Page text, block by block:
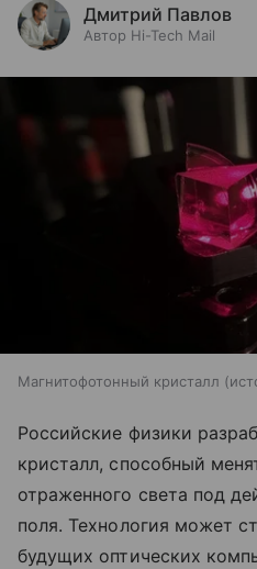
Дмитрий Павлов
Автор Hi-Tech Mail
Магнитофотонный кристалл
Российские физики
кристалл, способный
отраженного света под
поля. Технология может
будущих оптических